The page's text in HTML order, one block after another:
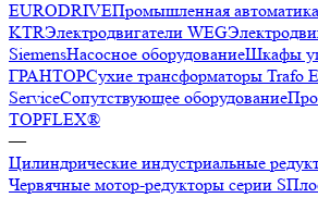
EURODRIVEПромышленная автоматика
KTRЭлектродвигатели WEG
SiemensНасосное оборудованиеШкафы
ГРАНТОРСухие трансформаторы Trafo
ServiceСопутствующее оборудование
TOPFLEX®
—
Цилиндрические индустриальные
Червячные мотор-редукторы серии S